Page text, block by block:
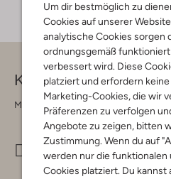
Um dir bestmöglich zu
Cookies auf unserer
analytische Cookies sorgen
ordnungsgemäß
verbessert wird. Diese
platziert und erfordern
Marketing-Cookies, die wir
Präferenzen zu verfolgen
Angebote zu zeigen, bitten
Zustimmung. Wenn du auf
werden nur die funktionalen
Cookies platziert. Du kannst
Kontakt
Montag - Freitag 09:00 - 17:00 uur
info@omoda.de